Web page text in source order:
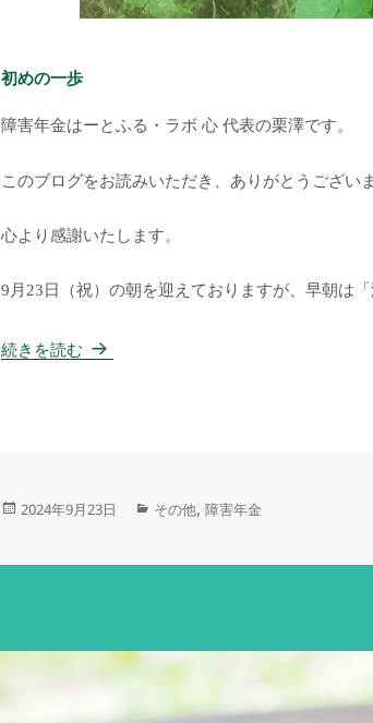
初めの一歩
障害年金はーとふる・ラボ 心 代表の栗澤です。
このブログをお読みいただき、ありがとうござい
心より感謝いたします。
9月23日（祝）の朝を迎えておりますが、早朝は
続きを読む 初めの一歩
投
日:
2024年9月23日
カ
ゴ
その他,障害年金